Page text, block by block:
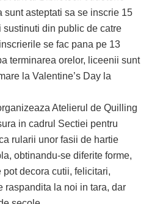
sunt asteptati sa se inscrie 15
sustinuti din public de catre
se fac pana pe 13
terminarea orelor, liceenii sunt
la Valentine’s Day la
Atelierul de Quilling
in cadrul Sectiei pentru
rularii unor fasii de hartie
obtinandu-se diferite forme,
decora cutii, felicitari,
raspandita la noi in tara, dar